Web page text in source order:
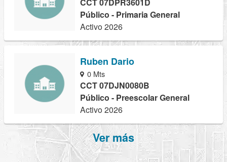
Público - Primaria General
Activo 2026
Ruben Dario
0 Mts
CCT 07DJN0080B
Público - Preescolar General
Activo 2026
Ver más